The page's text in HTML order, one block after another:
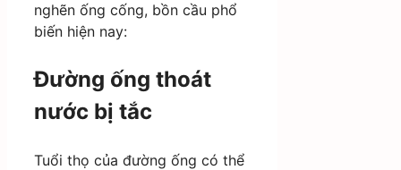
nghẽn ống cống, bồn cầu phổ
biến hiện nay:
Đường ống thoát
nước bị tắc
Tuổi thọ của đường ống có thể